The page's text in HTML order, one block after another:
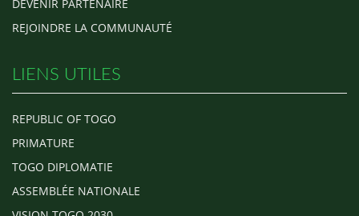
DEVENIR PARTENAIRE
REJOINDRE LA COMMUNAUTÉ
LIENS UTILES
REPUBLIC OF TOGO
PRIMATURE
TOGO DIPLOMATIE
ASSEMBLÉE NATIONALE